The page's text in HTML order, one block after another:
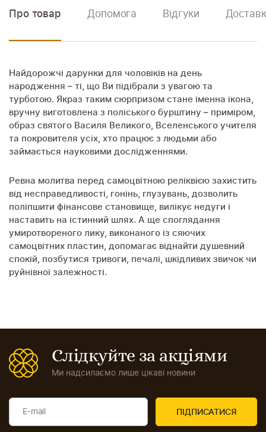
Про товар Допомога Відгуки
Найдорожчі дарунки для чоловіків на день
народження – ті, що Ви підібрали з увагою та
турботою. Якраз таким сюрпризом стане іменна ікона,
вручну виготовлена ​​з поліського бурштину – приміром,
образ святого Василя Великого, Вселенського учителя
та покровителя усіх, хто працює з людьми або
займається науковими дослідженнями.
Ревна молитва перед самоцвітною реліквією захистить
від несправедливості, гонінь, глузувань, дозволить
поліпшити фінансове становище, вилікує недуги і
наставить на істинний шлях. А ще споглядання
умиротвореного лику, виконаного із сяючих
самоцвітних пластин, допомагає віднайти душевний
спокій, позбутися тривоги, печалі, шкідливих звичок чи
руйнівної залежності.
Слідкуйте за акціями
Ми надсилаємо лише цікаві новини